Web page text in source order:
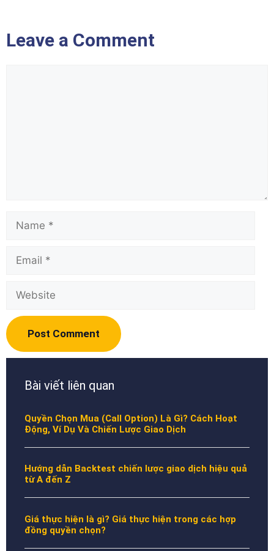
Quyền Chọn Mua (Call Option) Là Gì? Cách Hoạt
Động, Ví Dụ Và Chiến Lược Giao Dịch
từ A đến Z
Giá thực hiện là gì? Giá thực hiện trong các hợp
đồng quyền chọn?
Mô hình giá là gì? 6 mô hình giá trong phân tích kỹ
thuật
Inside Bar là gì? Cách tăng cơ hội chiến thắng với
Inside Bar?